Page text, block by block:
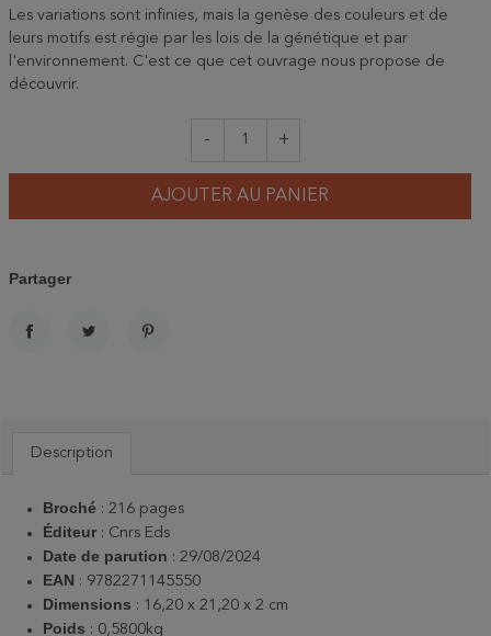
Les variations sont infinies, mais la genèse des couleurs et de
leurs motifs est régie par les lois de la génétique et par
l'environnement. C'est ce que cet ouvrage nous propose de
découvrir.
- +
AJOUTER AU PANIER
Partager
Description
Broché ‏: ‎ 216 pages
Éditeur ‏: ‎ Cnrs Eds
Date de parution : 29/08/2024
EAN : 9782271145550
Dimensions ‏: ‎ 16,20 x 21,20 x 2 cm
Poids : 0,5800kg